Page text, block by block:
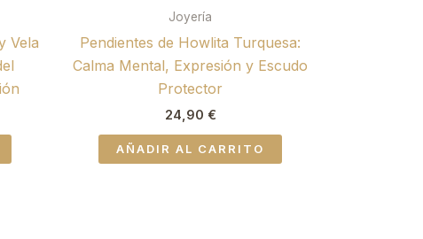
Vela
Joyería
Pendientes de Howlita Turquesa:
Calma Mental, Expresión y Escudo
Protector
24,90 €
AÑADIR AL CARRITO